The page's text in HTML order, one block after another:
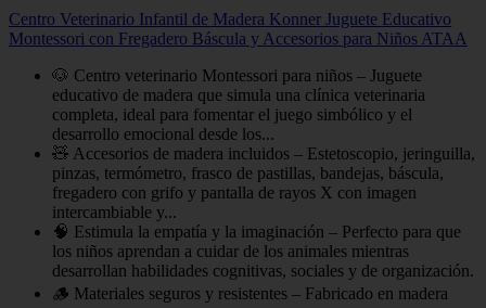
Centro Veterinario Infantil de Madera Konner Juguete Educativo
Montessori con Fregadero Báscula y Accesorios para Niños ATAA
🐶 Centro veterinario Montessori para niños – Juguete
educativo de madera que simula una clínica veterinaria
completa, ideal para fomentar el juego simbólico y el
desarrollo emocional desde los...
🧸 Accesorios de madera incluidos – Estetoscopio, jeringuilla,
pinzas, termómetro, frasco de pastillas, bandejas, báscula,
fregadero con grifo y pantalla de rayos X con imagen
intercambiable y...
🧠 Estimula la empatía y la imaginación – Perfecto para que
los niños aprendan a cuidar de los animales mientras
desarrollan habilidades cognitivas, sociales y de organización.
🪵 Materiales seguros y resistentes – Fabricado en madera